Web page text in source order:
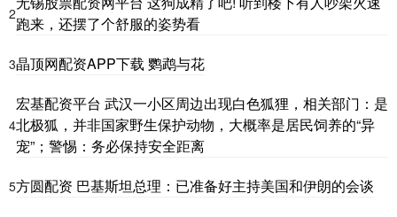
2跑来，还摆了个舒服的姿势看
3晶顶网配资APP下载 鹦鹉与花
4
宏基配资平台 武汉一小区周边出现白色狐狸，相关部门：是
北极狐，并非国家野生保护动物，大概率是居民饲养的“异
宠”；警惕：务必保持安全距离
5方圆配资 巴基斯坦总理：已准备好主持美国和伊朗的会谈